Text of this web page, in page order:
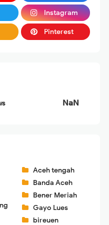
Instagram
Pinterest
NaN
Aceh tengah
Banda Aceh
Bener Meriah
Gayo Lues
bireuen